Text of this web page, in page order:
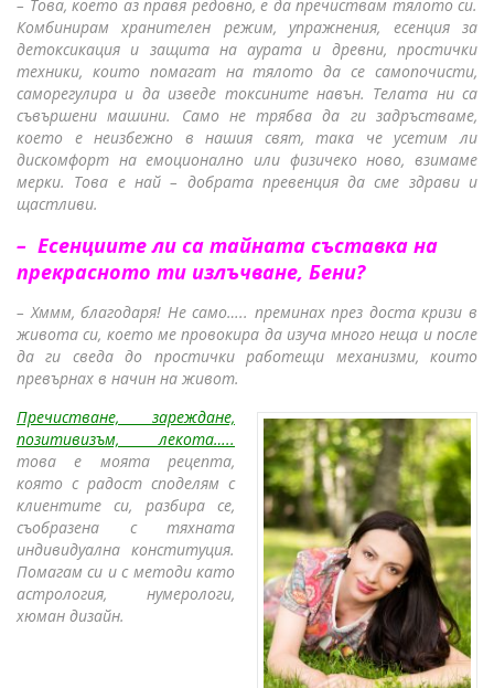
– Това, което аз правя редовно, е да пречиствам тялото си.
Комбинирам хранителен режим, упражнения, есенция за
детоксикация и защита на аурата и древни, простички
техники, които помагат на тялото да се самопочисти,
саморегулира и да изведе токсините навън. Телата ни са
съвършени машини. Само не трябва да ги задръстваме,
което е неизбежно в нашия свят, така че усетим ли
дискомфорт на емоционално или физичеко ново, взимаме
мерки. Това е най – добрата превенция да сме здрави и
щастливи.
– Есенциите ли са тайната съставка на
прекрасното ти излъчване, Бени?
– Хммм, благодаря! Не само….. преминах през доста кризи в
живота си, което ме провокира да изуча много неща и после
да ги сведа до простички работещи механизми, които
превърнах в начин на живот.
Пречистване, зареждане,
позитивизъм, лекота…..
това е моята рецепта,
която с радост споделям с
клиентите си, разбира се,
съобразена с тяхната
индивидуална конституция.
Помагам си и с методи като
астрология, нумерологи,
хюман дизайн.